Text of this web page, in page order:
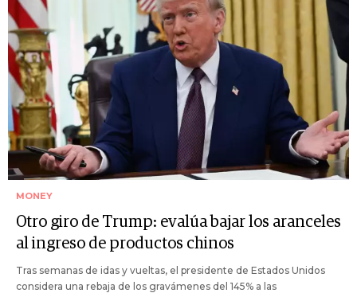
MONEY
Otro giro de Trump: evalúa bajar los aranceles
al ingreso de productos chinos
Tras semanas de idas y vueltas, el presidente de Estados Unidos
considera una rebaja de los gravámenes del 145% a las